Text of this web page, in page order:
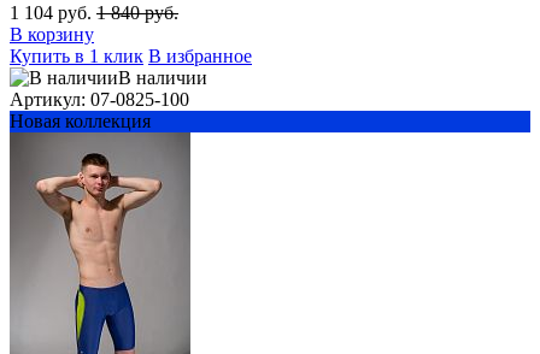
1 104 руб. 1 840 руб.
В корзину
Купить в 1 клик В избранное
В наличии
Артикул: 07-0825-100
Новая коллекция